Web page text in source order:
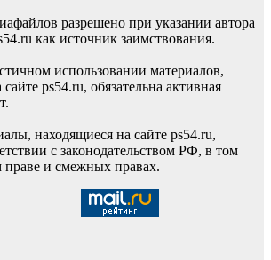
разрешено при указании автора
как источник заимствования.
использовании материалов,
ps54.ru, обязательна активная
находящиеся на сайте ps54.ru,
с законодательством РФ, в том
праве и смежных правах.